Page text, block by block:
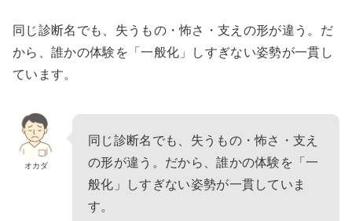
同じ診断名でも、失うもの・怖さ・支えの形が違う。だ
から、誰かの体験を「一般化」しすぎない姿勢が一貫し
ています。
オカダ
同じ診断名でも、失うもの・怖さ・支え
の形が違う。だから、誰かの体験を「一
般化」しすぎない姿勢が一貫していま
す。